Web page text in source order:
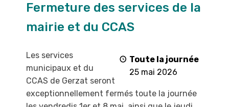
services
mairie
CCAS
Fermeture des services de la
mairie et du CCAS
Toute la journée
25 mai 2026
Les services
municipaux et du
CCAS de Gerzat seront
exceptionnellement fermés toute la journée